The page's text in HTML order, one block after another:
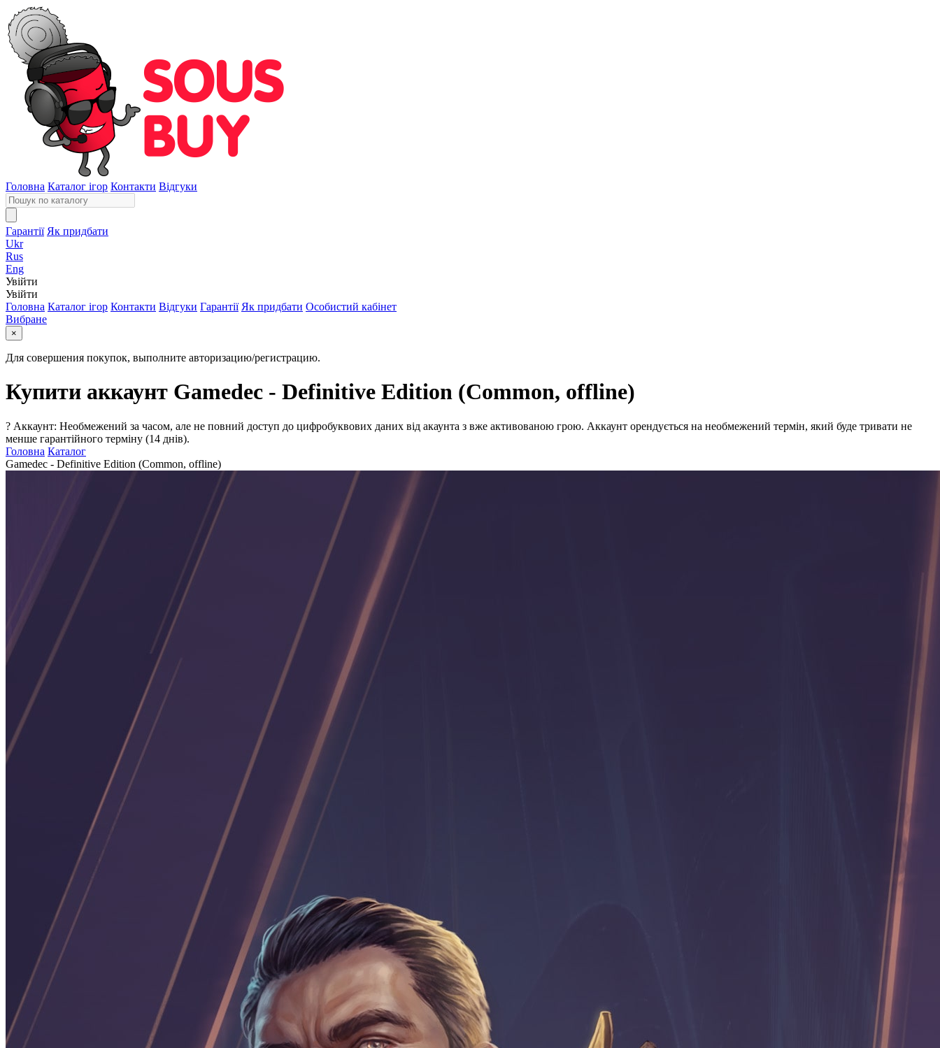
Головна Каталог ігор Контакти Відгуки
Гарантії Як придбати
Ukr
Rus
Eng
Увійти
Увійти
Головна Каталог ігор Контакти Відгуки Гарантії Як придбати Особистий кабінет
Вибране
×
Для совершения покупок, выполните авторизацию/регистрацию.
Купити аккаунт Gamedec - Definitive Edition (Common, offline)
? Аккаунт: Необмежений за часом, але не повний доступ до цифробуквових даних від акаунта з вже активованою грою. Аккаунт орендується на необмежений термін, який буде тривати не
менше гарантійного терміну (14 днів).
Головна Каталог
Gamedec - Definitive Edition (Common, offline)